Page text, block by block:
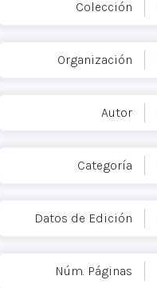
Colección
Organización
Autor
Categoría
Datos de Edición
Núm. Páginas